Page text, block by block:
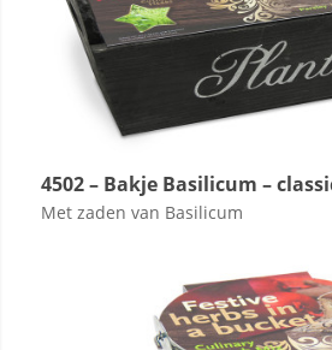
4502 – Bakje Basilicum –
Met zaden van Basilicum